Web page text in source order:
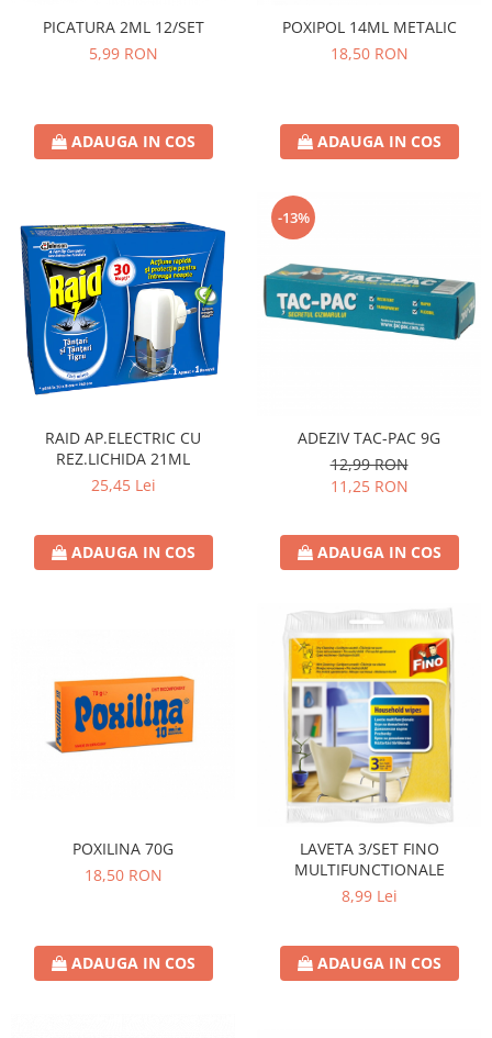
PICATURA 2ML 12/SET
5,99 RON
ADAUGA IN COS
POXIPOL 14ML METALIC
18,50 RON
ADAUGA IN COS
RAID AP.ELECTRIC CU
REZ.LICHIDA 21ML
25,45 Lei
ADAUGA IN COS
-13%
ADEZIV TAC-PAC 9G
12,99 RON
11,25 RON
ADAUGA IN COS
POXILINA 70G
18,50 RON
ADAUGA IN COS
LAVETA 3/SET FINO
MULTIFUNCTIONALE
8,99 Lei
ADAUGA IN COS